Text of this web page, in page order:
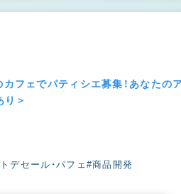
フェでパティシエ募集！あなたの
り＞
デセール・パフェ#商品開発